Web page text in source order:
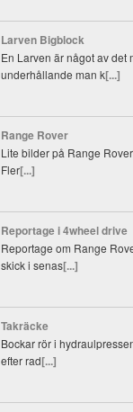
Larven Bigblock
En Larven är något av det
underhållande man k[...]
Range Rover
Lite bilder på Range
Fler[...]
Reportage i 4wheel drive
Reportage om Range
skick i senas[...]
Takräcke
Bockar rör i
efter rad[...]